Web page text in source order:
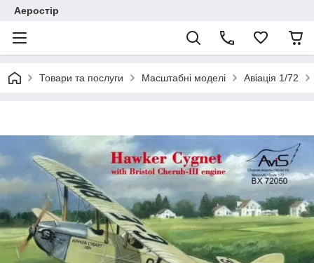
Аеростір
Товари та послуги Масштабні моделі Авіація 1/72